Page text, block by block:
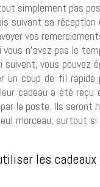
simplement pas
suivant sa réception
vos
n’avez pas le
suivent, vous pouvez
un coup de fil rapide
cadeau a été reçu
la poste. Ils seront
morceau, surtout si
les